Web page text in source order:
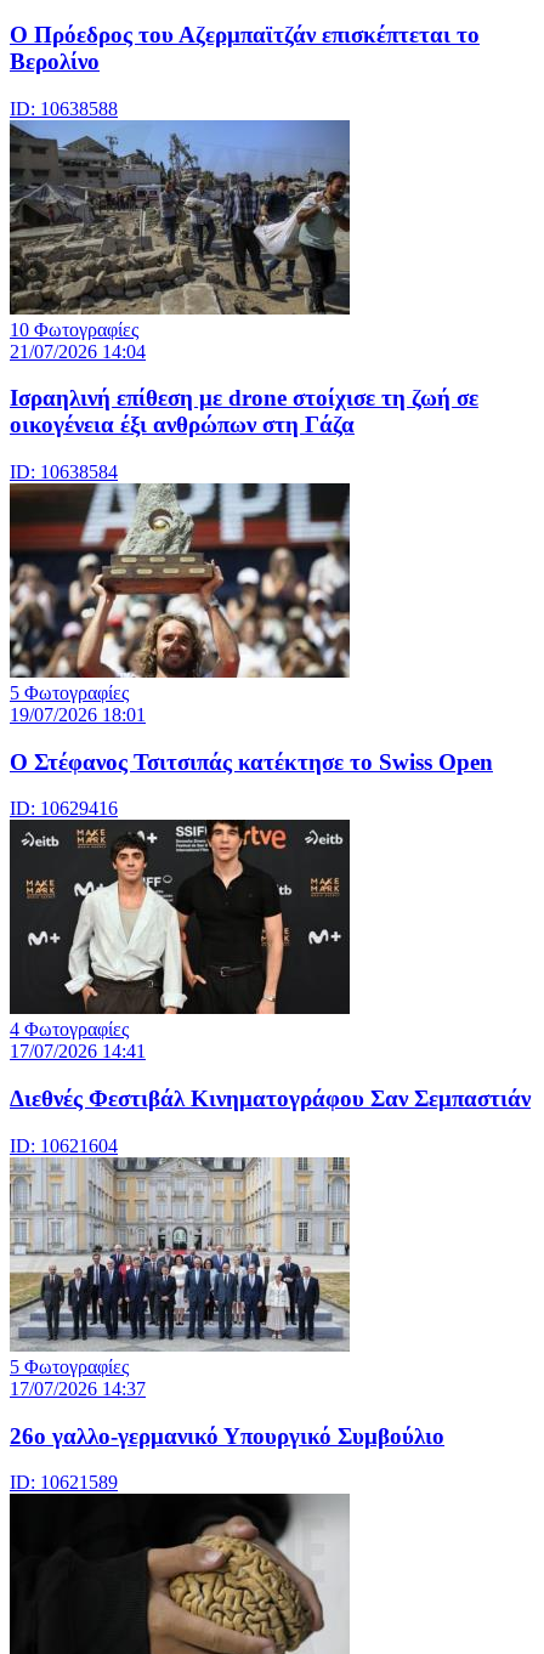
Ο Πρόεδρος του Αζερμπαϊτζάν επισκέπτεται το
Βερολίνο
ID: 10638588
10 Φωτογραφίες
21/07/2026 14:04
Iσραηλινή επίθεση με drone στοίχισε τη ζωή σε
οικογένεια έξι ανθρώπων στη Γάζα
ID: 10638584
5 Φωτογραφίες
19/07/2026 18:01
Ο Στέφανος Τσιτσιπάς κατέκτησε το Swiss Open
ID: 10629416
4 Φωτογραφίες
17/07/2026 14:41
Διεθνές Φεστιβάλ Κινηματογράφου Σαν Σεμπαστιάν
ID: 10621604
5 Φωτογραφίες
17/07/2026 14:37
26ο γαλλο-γερμανικό Υπουργικό Συμβούλιο
ID: 10621589